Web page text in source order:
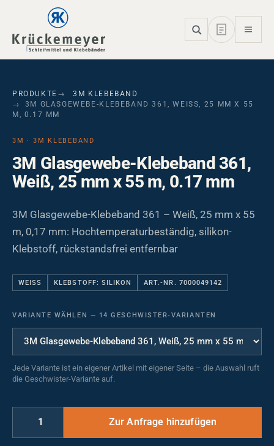
Skip to main navigation
Skip to main content
Skip to page footer
PRODUKTE
3M KLEBEBAND
3M GLASGEWEBE-KLEBEBAND 361, WEISS, 25 MM X 55 M
, 0.17 MM
3M · 3M KLEBEBAND
3M Glasgewebe-Klebeband 361,
Weiß, 25 mm x 55 m, 0.17 mm
3M Glasgewebe-Klebeband 361 – Weiß, 25 mm x 55
m, 0,17 mm: Hochtemperaturbeständig, silikon-
Klebstoff, rückstandsfrei entfernbar
WEISS KLEBSTOFF: SILIKON ART.-NR. 7000049142
VARIANTE WÄHLEN — 14 GESCHWISTER-VARIANTEN
Jede Variante ist ein eigener Artikel mit eigener Seite – die Auswahl ruft
die Geschwister-Variante auf.